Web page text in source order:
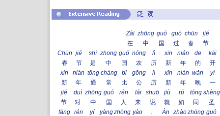
Zài zhōng guó guò chūn
jié
在
中 国 过 春
节
Chūn jié shì zhong guó nóng lì xīn nián de
kāi
春
节 是 中 国 农 历 新 年 的
开
xin
nián tōng cháng bǐ gōng lì xīn nián wǎn
yí
新
年 通 常 比 公 历 新 年 晚
一
jié
duì zhōng guó rén lái shuō jiù rú tóng shèng
节
对 中 国 人 来 说 就 如 同
圣
fāng rén yí yàngzhòng yào . Àn zhàozhōng guó